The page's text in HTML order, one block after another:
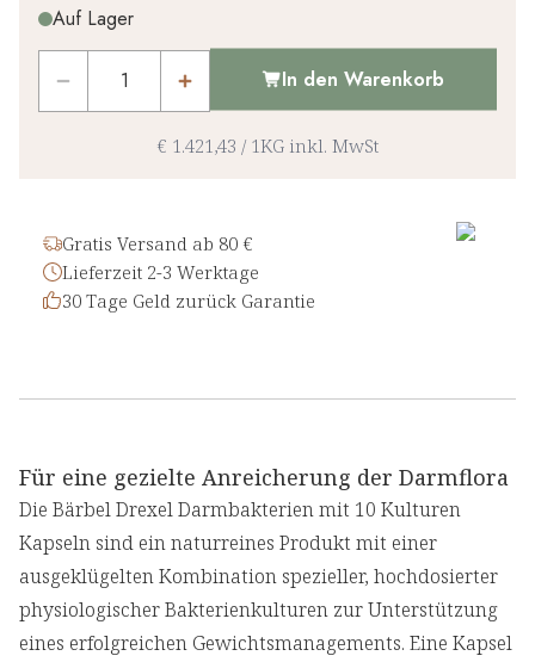
1x
Auf Lager
In den Warenkorb
€ 1.421,43 / 1KG inkl. MwSt
Gratis Versand ab 80 €
Lieferzeit 2-3 Werktage
30 Tage Geld zurück Garantie
Für eine gezielte Anreicherung der Darmflora
Die Bärbel Drexel Darmbakterien mit 10 Kulturen
Kapseln sind ein naturreines Produkt mit einer
ausgeklügelten Kombination spezieller, hochdosierter
physiologischer Bakterienkulturen zur Unterstützung
eines erfolgreichen Gewichtsmanagements. Eine Kapsel